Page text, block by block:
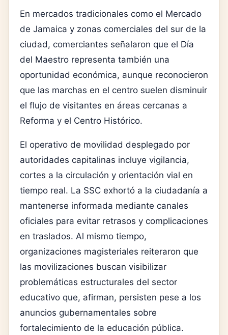
En mercados tradicionales como el Mercado
de Jamaica y zonas comerciales del sur de la
ciudad, comerciantes señalaron que el Día
del Maestro representa también una
oportunidad económica, aunque reconocieron
que las marchas en el centro suelen disminuir
el flujo de visitantes en áreas cercanas a
Reforma y el Centro Histórico.
El operativo de movilidad desplegado por
autoridades capitalinas incluye vigilancia,
cortes a la circulación y orientación vial en
tiempo real. La SSC exhortó a la ciudadanía a
mantenerse informada mediante canales
oficiales para evitar retrasos y complicaciones
en traslados. Al mismo tiempo,
organizaciones magisteriales reiteraron que
las movilizaciones buscan visibilizar
problemáticas estructurales del sector
educativo que, afirman, persisten pese a los
anuncios gubernamentales sobre
fortalecimiento de la educación pública.